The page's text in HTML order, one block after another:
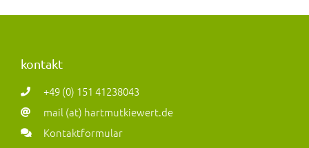
kontakt
+49 (0) 151 41238043
mail (at) hartmutkiewert.de
Kontaktformular